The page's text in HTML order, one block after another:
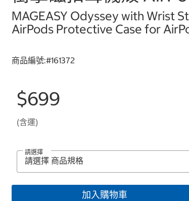
MAGEASY Odyssey with Wrist
AirPods Protective Case for
商品編號:#161372
$699
(含運)
請選擇
加入購物車